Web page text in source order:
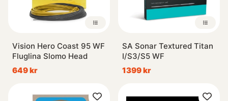
Vision Hero Coast 95 WF
Fluglina Slomo Head
649 kr
SA Sonar Textured Titan
I/S3/S5 WF
1399 kr